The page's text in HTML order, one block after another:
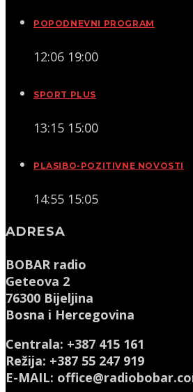
POPODNEVNI PROGRAM
12:06 19:00
SPORT PLUS
13:15 15:00
PLASIBO-POZITIVNE NOVOSTI
14:55 15:05
ADRESA
BOBAR radio
Geteova 2
76300 Bijeljina
Bosna i Hercegovina
Centrala: +387 415 161
Režija: +387 55 247 919
E-MAIL: